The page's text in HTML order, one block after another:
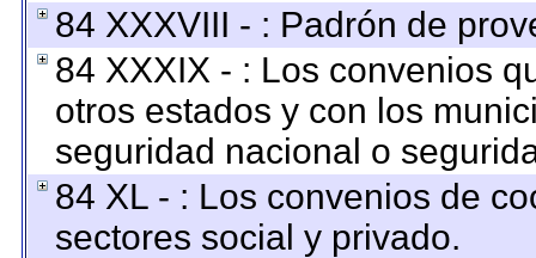
84 XXXVIII - : Padrón de
84 XXXIX - : Los convenios
otros estados y con los
seguridad nacional o
84 XL - : Los convenios de
sectores social y privado.